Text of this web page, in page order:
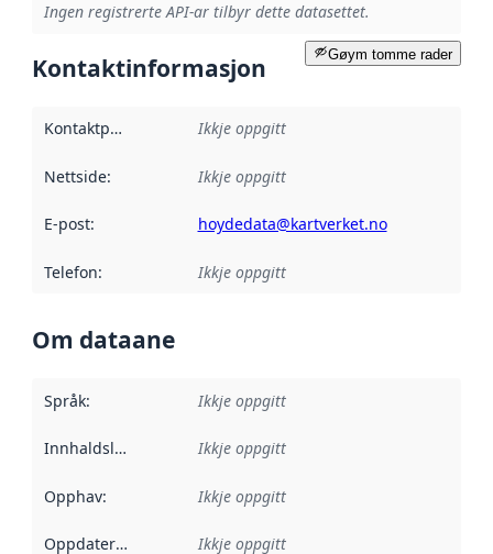
Ingen registrerte API-ar tilbyr dette datasettet.
Gøym tomme rader
Kontaktinformasjon
Kontaktpunkt Ikkje oppgitt
Nettside: Ikkje oppgitt
E-post: hoydedata@kartverket.no
Telefon: Ikkje oppgitt
Om dataane
Språk: Ikkje oppgitt
Innhaldsleverandørar :
Ikkje oppgitt
Opphav: Ikkje oppgitt
Oppdateringsfrekvens :
Ikkje oppgitt